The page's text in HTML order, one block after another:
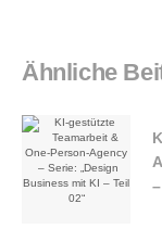
n
a
v
Ähnliche